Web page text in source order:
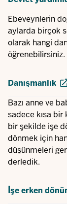
Ebeveynlerin
aylarda birçok
olarak hangi
öğrenebilirsiniz.
Danışmanlık
Bazı anne ve
sadece kısa bir
bir şekilde işe
dönmek için
düşünmeleri
derledik.
İşe erken